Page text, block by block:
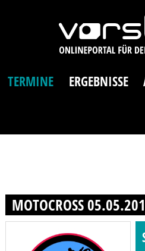
TERMINE ERGEBNISSE
MOTOCROSS